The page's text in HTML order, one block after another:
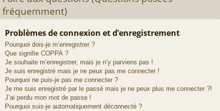
fréquemment)
Problèmes de connexion et d’enregistrement
Pourquoi dois-je m’enregistrer ?
Que signifie COPPA ?
Je souhaite m’enregistrer, mais je n’y parviens pas !
Je suis enregistré mais je ne peux pas me connecter !
Pourquoi ne puis-je pas me connecter ?
Je me suis enregistré par le passé mais je ne peux plus me connecter ?!
J’ai perdu mon mot de passe !
Pourquoi suis-je automatiquement déconnecté ?